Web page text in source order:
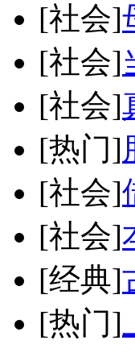
[社会]
[社会]
[社会]
[热门]
[社会]
[社会]
[经典]
[热门]